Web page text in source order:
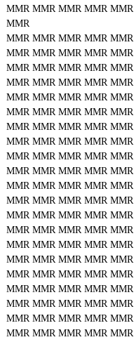
MMR MMR MMR MMR MMR
MMR
MMR MMR MMR MMR MMR
MMR MMR MMR MMR MMR
MMR MMR MMR MMR MMR
MMR MMR MMR MMR MMR
MMR MMR MMR MMR MMR
MMR MMR MMR MMR MMR
MMR MMR MMR MMR MMR
MMR MMR MMR MMR MMR
MMR MMR MMR MMR MMR
MMR MMR MMR MMR MMR
MMR MMR MMR MMR MMR
MMR MMR MMR MMR MMR
MMR MMR MMR MMR MMR
MMR MMR MMR MMR MMR
MMR MMR MMR MMR MMR
MMR MMR MMR MMR MMR
MMR MMR MMR MMR MMR
MMR MMR MMR MMR MMR
MMR MMR MMR MMR MMR
MMR MMR MMR MMR MMR
MMR MMR MMR MMR MMR